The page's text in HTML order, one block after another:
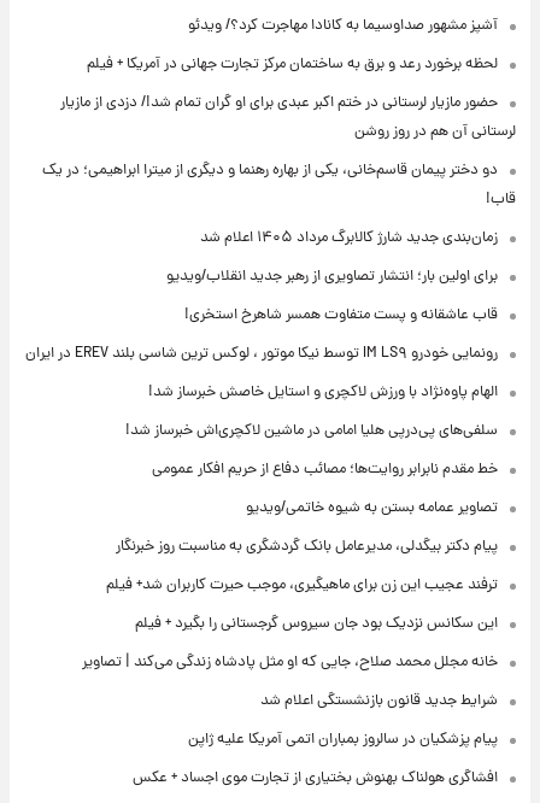
آشپز مشهور صداوسیما به کانادا مهاجرت کرد؟/ ویدئو
لحظه برخورد رعد و برق به ساختمان مرکز تجارت جهانی در آمریکا + فیلم
حضور مازیار لرستانی در ختم اکبر عبدی برای او گران تمام شد!/ دزدی از مازیار
لرستانی آن هم در روز روشن
دو دختر پیمان قاسم‌خانی، یکی از بهاره رهنما و دیگری از میترا ابراهیمی؛ در یک
قاب!
زمان‌بندی جدید شارژ کالابرگ مرداد ۱۴۰۵ اعلام شد
برای اولین بار؛ انتشار تصاویری از رهبر جدید انقلاب/ویدیو
قاب عاشقانه و پست متفاوت همسر شاهرخ استخری!
رونمایی خودرو IM LS۹ توسط نیکا موتور ، لوکس ترین شاسی بلند EREV در ایران
الهام پاوه‌نژاد با ورزش لاکچری و استایل خاصش خبرساز شد!
سلفی‌های پی‌درپی هلیا امامی در ماشین لاکچری‌اش خبرساز شد!
خط مقدم نابرابر روایت‌ها؛ مصائب دفاع از حریم افکار عمومی
تصاویر عمامه بستن به شیوه خاتمی/ویدیو
پیام دکتر بیگدلی، مدیرعامل بانک گردشگری به مناسبت روز خبرنگار
ترفند عجیب این زن برای ماهیگیری، موجب حیرت کاربران شد+ فیلم
این سکانس نزدیک بود جان سیروس گرجستانی را بگیرد + فیلم
خانه مجلل محمد صلاح، جایی که او مثل پادشاه زندگی می‌کند | تصاویر
شرایط جدید قانون بازنشستگی اعلام شد
پیام پزشکیان در سالروز بمباران اتمی آمریکا علیه ژاپن
افشاگری هولناک بهنوش بختیاری از تجارت موی اجساد + عکس